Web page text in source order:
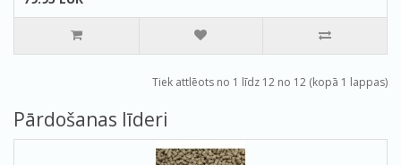
Tiek attlēots no 1 līdz 12 no 12 (kopā 1 lappas)
Pārdošanas līderi